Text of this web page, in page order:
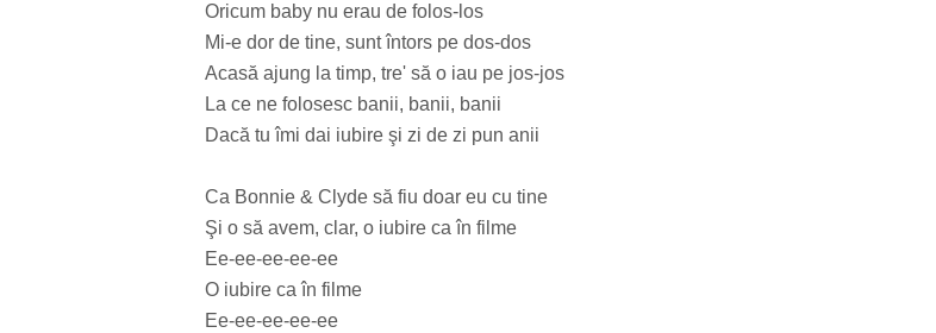
Oricum baby nu erau de folos-los
Mi-e dor de tine, sunt întors pe dos-dos
Acasă ajung la timp, tre' să o iau pe jos-jos
La ce ne folosesc banii, banii, banii
Dacă tu îmi dai iubire şi zi de zi pun anii
Ca Bonnie & Clyde să fiu doar eu cu tine
Şi o să avem, clar, o iubire ca în filme
Ee-ee-ee-ee-ee
O iubire ca în filme
Ee-ee-ee-ee-ee